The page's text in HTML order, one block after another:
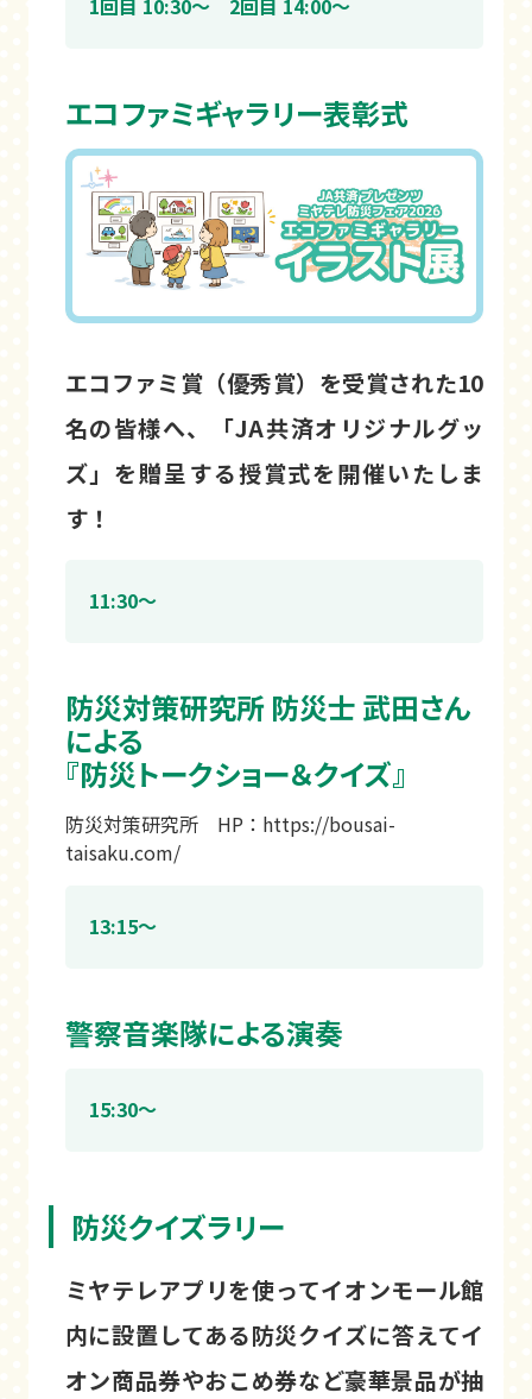
1回目 10:30～ 2回目 14:00～
エコファミギャラリー表彰式
エコファミ賞（優秀賞）を受賞された10
名の皆様へ、「JA共済オリジナルグッ
ズ」を贈呈する授賞式を開催いたしま
す！
11:30～
防災対策研究所 防災士 武田さん
による
『防災トークショー＆クイズ』
防災対策研究所 HP： https://bousai-
taisaku.com/
13:15～
警察音楽隊による演奏
15:30～
防災クイズラリー
ミヤテレアプリを使ってイオンモール館
内に設置してある防災クイズに答えてイ
オン商品券やおこめ券など豪華景品が抽